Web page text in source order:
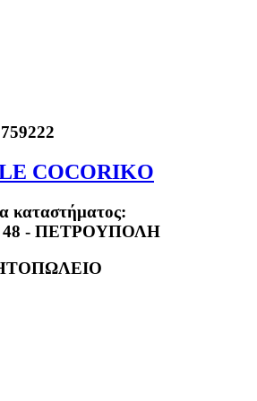
COCORIKO
καταστήματος:
- ΠΕΤΡΟΥΠΟΛΗ